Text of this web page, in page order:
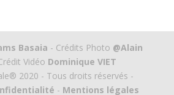
Basaia - Crédits Photo @Alain
Vidéo Dominique VIET
2020 - Tous droits réservés -
- Mentions légales